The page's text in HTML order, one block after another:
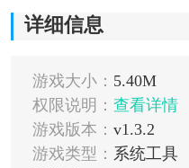
详细信息
游戏大小： 5.40M
权限说明： 查看详情
游戏版本： v1.3.2
游戏类型： 系统工具